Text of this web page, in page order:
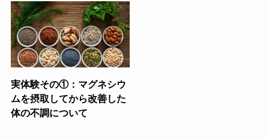
実体験その①：マグネシウ
ムを摂取してから改善した
体の不調について